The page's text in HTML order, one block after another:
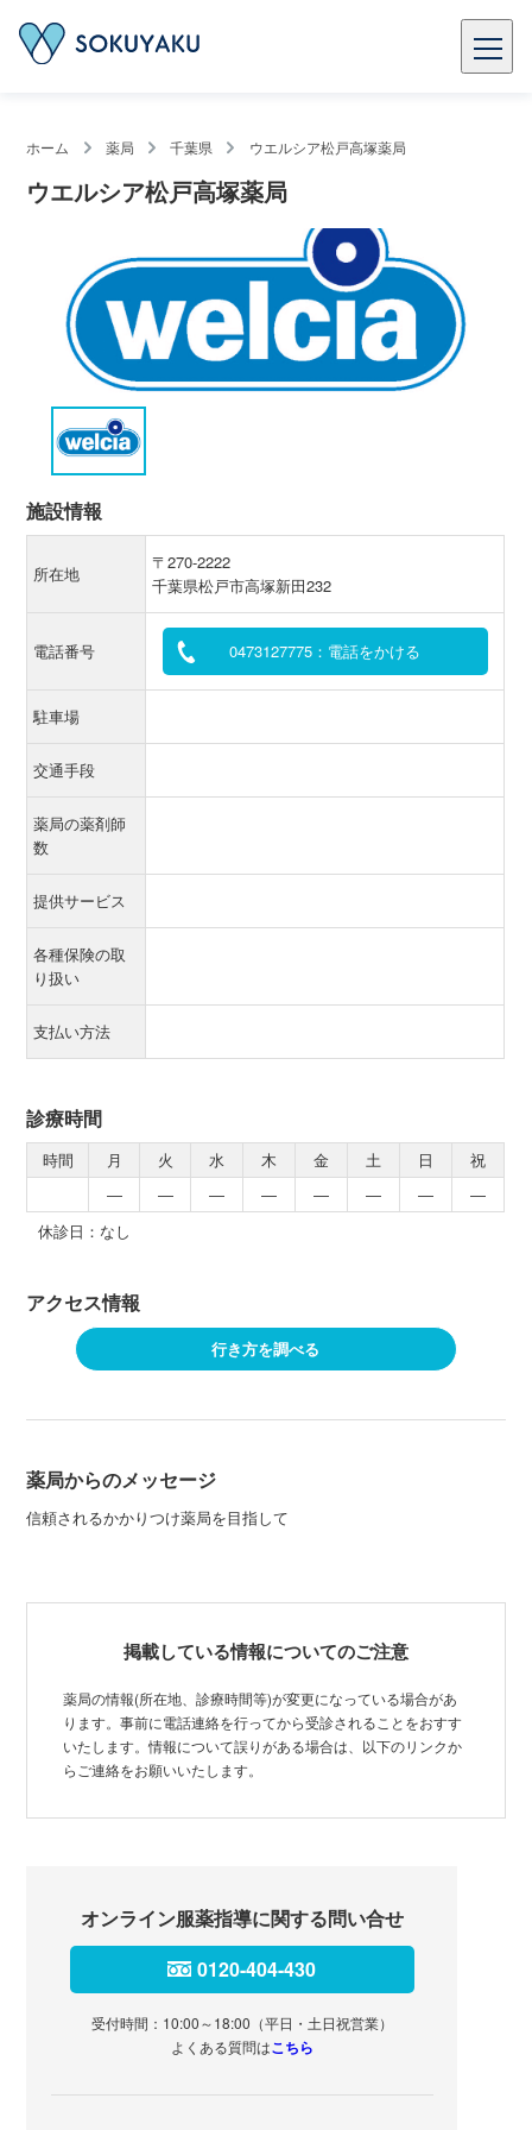
ホーム 薬局 千葉県 ウエルシア松戸高塚薬局
ウエルシア松戸高塚薬局
施設情報
所在地
〒270-2222
千葉県松戸市高塚新田232
電話番号 0473127775：電話をかける
駐車場
交通手段
薬局の薬剤師
数
提供サービス
各種保険の取
り扱い
支払い方法
診療時間
時間 月 火 水 木 金 土 日
祝
―
― ― ― ― ― ―
―
休診日：なし
アクセス情報
行き方を調べる
薬局からのメッセージ
信頼されるかかりつけ薬局を目指して
掲載している情報についてのご注意
薬局の情報(所在地、診療時間等)が変更になっている場合があ
ります。事前に電話連絡を行ってから受診されることをおすす
いたします。情報について誤りがある場合は、以下のリンクか
らご連絡をお願いいたします。
オンライン服薬指導に関する問い合せ
0120-404-430
受付時間：10:00～18:00（平日・土日祝営業）
よくある質問はこちら